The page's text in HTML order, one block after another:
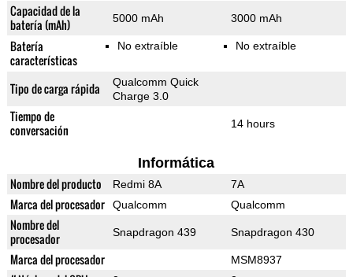
Capacidad de la
batería (mAh)
5000 mAh 3000 mAh
Batería
características
No extraíble No extraíble
Tipo de carga rápida
Qualcomm Quick
Charge 3.0
Tiempo de
conversación
14 hours
Informática
Nombre del producto Redmi 8A 7A
Marca del procesador Qualcomm Qualcomm
Nombre del
procesador
Snapdragon 439 Snapdragon 430
Marca del procesador MSM8937